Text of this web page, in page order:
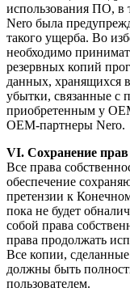
использования ПО, в
Nero была
такого ущерба. Во
необходимо
резервных копий
данных, хранящихся
убытки, связанные с
приобретенным у
OEM-партнеры Nero.
VI. Сохранение прав
Все права
обеспечение
претензии к
пока не будет
собой права
права продолжать
Все копии,
должны быть
пользователем.